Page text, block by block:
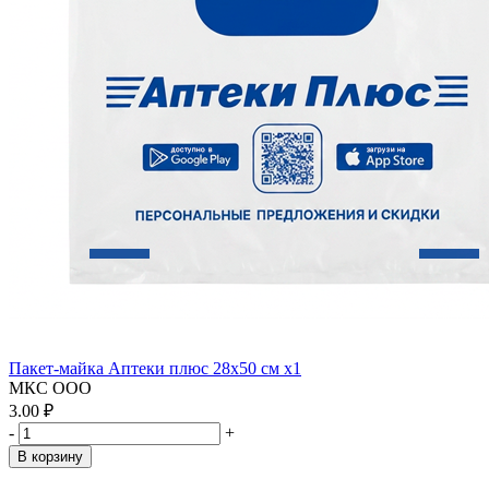
Пакет-майка Аптеки плюс 28х50 см x1
МКС ООО
3.00 ₽
-
+
В корзину